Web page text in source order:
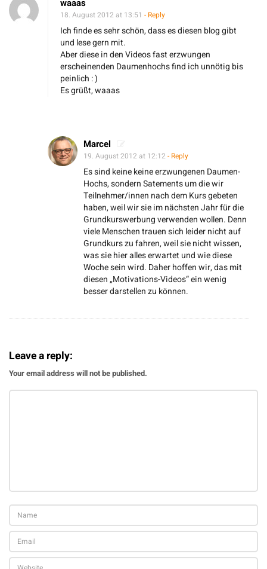
D
e
r
G
r
u
k
u
r
s
o
r
b
waaas
18. August 2012 at 13:51 - Reply
Ich finde es sehr schön, dass es diesen blog gibt
und lese gern mit.
Aber diese in den Videos fast erzwungen
erscheinenden Daumenhochs find ich unnötig bis
peinlich : )
Es grüßt, waaas
Marcel
19. August 2012 at 12:12 - Reply
Es sind keine keine erzwungenen Daumen-
Hochs, sondern Satements um die wir
Teilnehmer/innen nach dem Kurs gebeten
haben, weil wir sie im nächsten Jahr für die
Grundkurswerbung verwenden wollen. Denn
viele Menschen trauen sich leider nicht auf
Grundkurs zu fahren, weil sie nicht wissen,
was sie hier alles erwartet und wie diese
Woche sein wird. Daher hoffen wir, das mit
diesen „Motivations-Videos“ ein wenig
besser darstellen zu können.
Leave a reply:
Your email address will not be published.